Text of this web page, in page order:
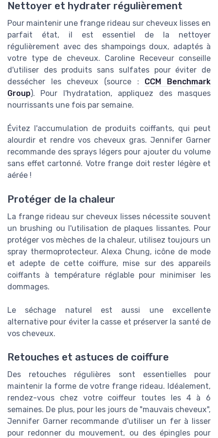
Nettoyer et hydrater régulièrement
Pour maintenir une frange rideau sur cheveux lisses en
parfait état, il est essentiel de la nettoyer
régulièrement avec des shampoings doux, adaptés à
votre type de cheveux. Caroline Receveur conseille
d'utiliser des produits sans sulfates pour éviter de
dessécher les cheveux (source : CCM Benchmark
Group). Pour l'hydratation, appliquez des masques
nourrissants une fois par semaine.
Évitez l'accumulation de produits coiffants, qui peut
alourdir et rendre vos cheveux gras. Jennifer Garner
recommande des sprays légers pour ajouter du volume
sans effet cartonné. Votre frange doit rester légère et
aérée !
Protéger de la chaleur
La frange rideau sur cheveux lisses nécessite souvent
un brushing ou l'utilisation de plaques lissantes. Pour
protéger vos mèches de la chaleur, utilisez toujours un
spray thermoprotecteur. Alexa Chung, icône de mode
et adepte de cette coiffure, mise sur des appareils
coiffants à température réglable pour minimiser les
dommages.
Le séchage naturel est aussi une excellente
alternative pour éviter la casse et préserver la santé de
vos cheveux.
Retouches et astuces de coiffure
Des retouches régulières sont essentielles pour
maintenir la forme de votre frange rideau. Idéalement,
rendez-vous chez votre coiffeur toutes les 4 à 6
semaines. De plus, pour les jours de "mauvais cheveux",
Jennifer Garner recommande d'utiliser un fer à lisser
pour redonner du mouvement, ou des épingles pour